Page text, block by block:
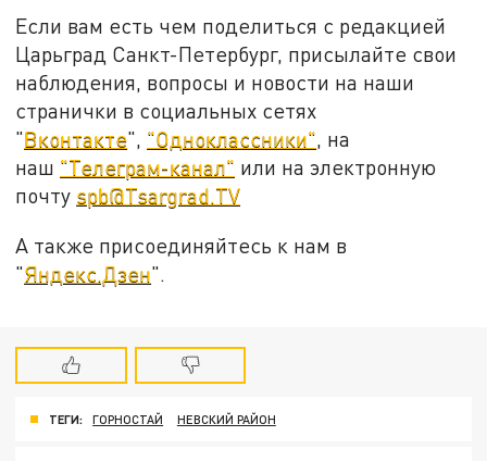
Если вам есть чем поделиться с редакцией
Царьград Санкт-Петербург, присылайте свои
наблюдения, вопросы и новости на наши
странички в социальных сетях
"Вконтакте", "Одноклассники", на
наш "Телеграм-канал" или на электронную
почту spb@Tsargrad.TV
А также присоединяйтесь к нам в
"Яндекс.Дзен".
ТЕГИ: ГОРНОСТАЙ НЕВСКИЙ РАЙОН